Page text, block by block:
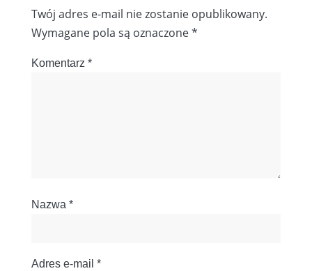
Twój adres e-mail nie zostanie opublikowany.
Wymagane pola są oznaczone*
Komentarz *
Nazwa *
Adres e-mail *